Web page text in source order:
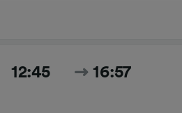
12:45 16:57